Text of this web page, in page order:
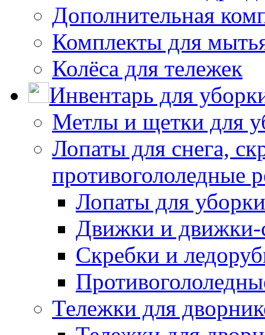
Дополнительная
Комплекты для
Колёса для тележек
Инвентарь для
Метлы и щетки для
Лопаты для снега,
противогололедные
Лопаты для
Движки и движки-
Скребки и
Тележки для